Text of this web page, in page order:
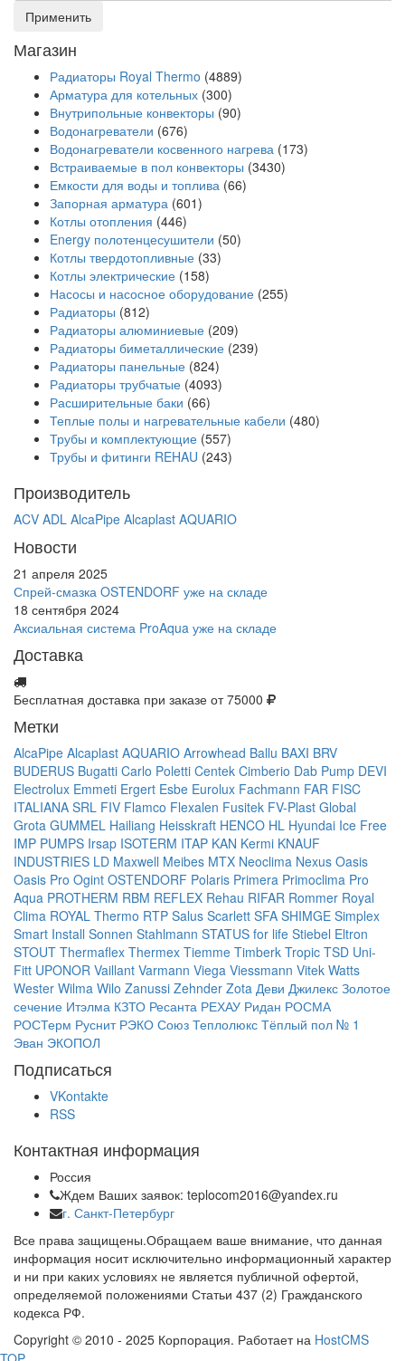
Применить
Магазин
Радиаторы Royal Thermo (4889)
Арматура для котельных (300)
Внутрипольные конвекторы (90)
Водонагреватели (676)
Водонагреватели косвенного нагрева (173)
Встраиваемые в пол конвекторы (3430)
Емкости для воды и топлива (66)
Запорная арматура (601)
Котлы отопления (446)
Energy полотенцесушители (50)
Котлы твердотопливные (33)
Котлы электрические (158)
Насосы и насосное оборудование (255)
Радиаторы (812)
Радиаторы алюминиевые (209)
Радиаторы биметаллические (239)
Радиаторы панельные (824)
Радиаторы трубчатые (4093)
Расширительные баки (66)
Теплые полы и нагревательные кабели (480)
Трубы и комплектующие (557)
Трубы и фитинги REHAU (243)
Производитель
ACV ADL AlcaPipe Alcaplast AQUARIO
Новости
21 апреля 2025
Спрей-смазка OSTENDORF уже на складе
18 сентября 2024
Аксиальная система ProAqua уже на складе
Доставка
Бесплатная доставка при заказе от 75000
Метки
AlcaPipe Alcaplast AQUARIO Arrowhead Ballu BAXI BRV
BUDERUS Bugatti Carlo Poletti Centek Cimberio Dab Pump DEVI
Electrolux Emmeti Ergert Esbe Eurolux Fachmann FAR FISC
ITALIANA SRL FIV Flamco Flexalen Fusitek FV-Plast Global
Grota GUMMEL Hailiang Heisskraft HENCO HL Hyundai Ice Free
IMP PUMPS Irsap ISOTERM ITAP KAN Kermi KNAUF
INDUSTRIES LD Maxwell Meibes MTX Neoclima Nexus Oasis
Oasis Pro Ogint OSTENDORF Polaris Primera Primoclima Pro
Aqua PROTHERM RBM REFLEX Rehau RIFAR Rommer Royal
Clima ROYAL Thermo RTP Salus Scarlett SFA SHIMGE Simplex
Smart Install Sonnen Stahlmann STATUS for life Stiebel Eltron
STOUT Thermaflex Thermex Tiemme Timberk Tropic TSD Uni-
Fitt UPONOR Vaillant Varmann Viega Viessmann Vitek Watts
Wester Wilma Wilo Zanussi Zehnder Zota Деви Джилекс Золотое
сечение Итэлма КЗТО Ресанта РЕХАУ Ридан РОСМА
РОСТерм Руснит РЭКО Союз Теплолюкс Тёплый пол № 1
Эван ЭКОПОЛ
Подписаться
VKontakte
RSS
Контактная информация
Россия
Ждем Ваших заявок: teplocom2016@yandex.ru
г. Санкт-Петербург
Все права защищены.Обращаем ваше внимание, что данная
информация носит исключительно информационный характер
и ни при каких условиях не является публичной офертой,
определяемой положениями Статьи 437 (2) Гражданского
кодекса РФ.
Copyright © 2010 - 2025 Корпорация. Работает на HostCMS